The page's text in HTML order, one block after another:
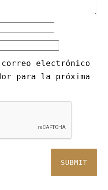
correo electrónico
para la próxima